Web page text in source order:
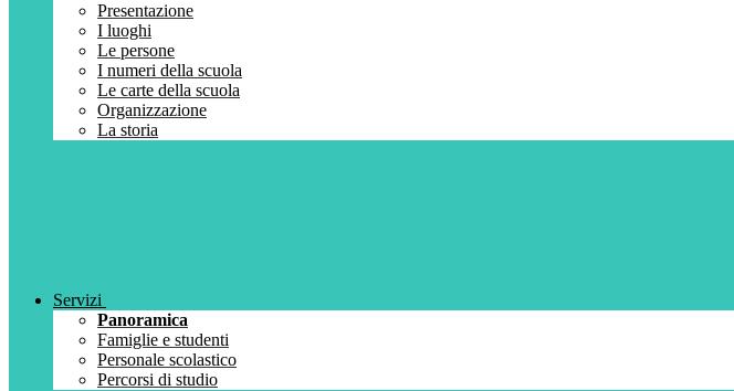
Presentazione
I luoghi
Le persone
I numeri della scuola
Le carte della scuola
Organizzazione
La storia
Servizi
Panoramica
Famiglie e studenti
Personale scolastico
Percorsi di studio